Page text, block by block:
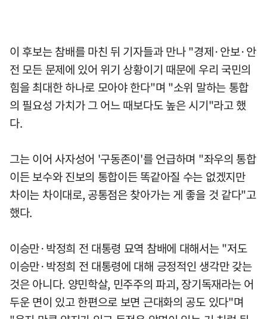
이 후보는 참배를 마친 뒤 기자들과 만나 "경제·안보·안
전 모든 문제에 있어 위기 상황이기 때문에 우리 국민의
힘을 최대한 하나로 모아야 한다"며 "소위 말하는 통합
의 필요성 가치가 그 어느 때보다도 높은 시기"라고 했
다.
그는 이어 사자성어 '구동존이'를 언급하며 "좌우의 통합
이든 보수와 진보의 통합이든 똑같아질 수는 없겠지만
차이는 차이대로, 공통점은 찾아가는 게 좋을 것 같다"고
했다.
이승만·박정희 전 대통령 묘역 참배에 대해서는 "저도
이승만·박정희 전 대통령에 대해 긍정적인 생각만 갖는
것은 아니다. 양민학살, 민주주의 파괴, 장기독재라는 어
두운 면이 있고 한편으로 보면 근대화의 공도 있다"며